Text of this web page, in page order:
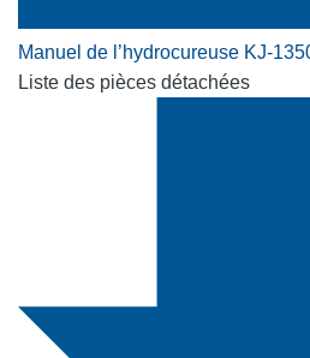
Manuel de l’hydrocureuse KJ-
Liste des pièces détachées